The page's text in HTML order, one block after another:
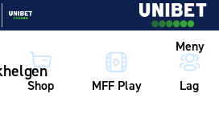
Meny
Shop MFF Play Lag